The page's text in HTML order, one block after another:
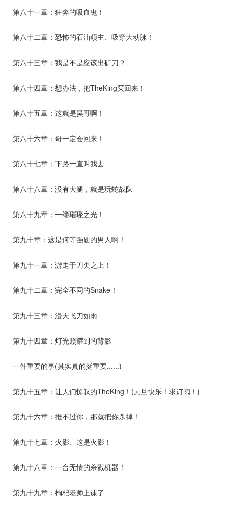
第八十一章：狂奔的吸血鬼！
第八十二章：恐怖的石油领主、吸穿大动脉！
第八十三章：我是不是应该出矿刀？
第八十四章：想办法，把TheKing买回来！
第八十五章：这就是昊哥啊！
第八十六章：哥一定会回来！
第八十七章：下路一直叫我去
第八十八章：没有大腿，就是玩蛇战队
第八十九章：一缕璀璨之光！
第九十章：这是何等强硬的男人啊！
第九十一章：游走于刀尖之上！
第九十二章：完全不同的Snake！
第九十三章：漫天飞刀如雨
第九十四章：灯光照耀到的背影
一件重要的事(其实真的挺重要......)
第九十五章：让人们惊叹的TheKing！(元旦快乐！求订阅！)
第九十六章：推不过你，那就把你杀掉！
第九十七章：火影、这是火影！
第九十八章：一台无情的杀戮机器！
第九十九章：枸杞老师上课了